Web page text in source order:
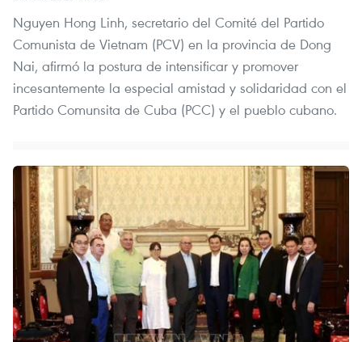
Nguyen Hong Linh, secretario del Comité del Partido
Comunista de Vietnam (PCV) en la provincia de Dong
Nai, afirmó la postura de intensificar y promover
incesantemente la especial amistad y solidaridad con el
Partido Comunsita de Cuba (PCC) y el pueblo cubano.